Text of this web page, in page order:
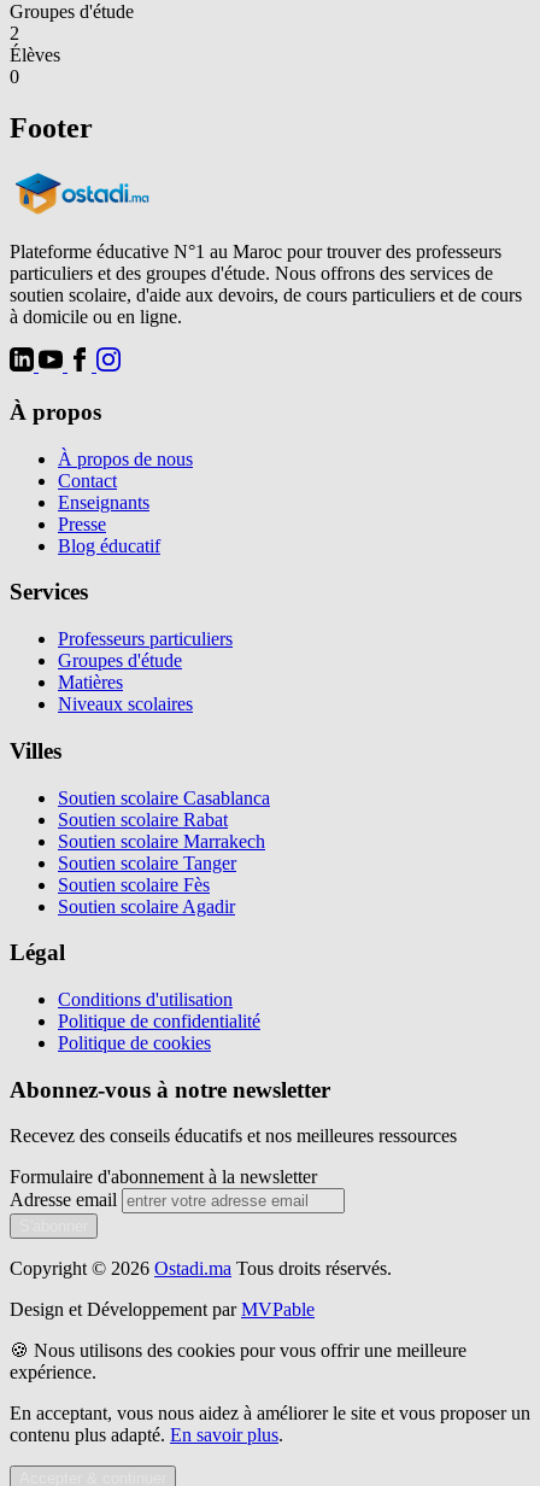
Groupes d'étude
2
Élèves
0
Footer
Plateforme éducative N°1 au Maroc pour trouver des professeurs
particuliers et des groupes d'étude. Nous offrons des services de
soutien scolaire, d'aide aux devoirs, de cours particuliers et de cours
à domicile ou en ligne.
À propos
À propos de nous
Contact
Enseignants
Presse
Blog éducatif
Services
Professeurs particuliers
Groupes d'étude
Matières
Niveaux scolaires
Villes
Soutien scolaire Casablanca
Soutien scolaire Rabat
Soutien scolaire Marrakech
Soutien scolaire Tanger
Soutien scolaire Fès
Soutien scolaire Agadir
Légal
Conditions d'utilisation
Politique de confidentialité
Politique de cookies
Abonnez-vous à notre newsletter
Recevez des conseils éducatifs et nos meilleures ressources
Formulaire d'abonnement à la newsletter
Adresse email
Copyright © 2026 Ostadi.ma Tous droits réservés.
Design et Développement par MVPable
🍪 Nous utilisons des cookies pour vous offrir une meilleure
expérience.
En acceptant, vous nous aidez à améliorer le site et vous proposer un
contenu plus adapté. En savoir plus.